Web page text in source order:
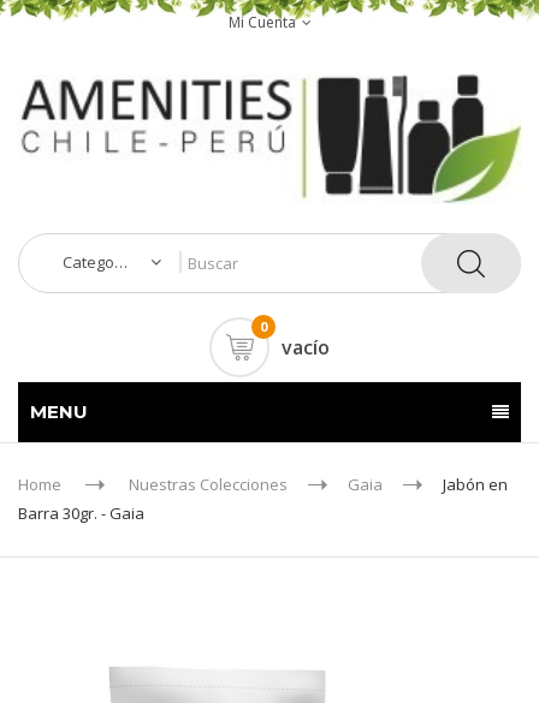
Mi Cuenta
Categorías
0
vacío
MENU
Home Nuestras Colecciones Gaia
Jabón en
Barra 30gr. - Gaia